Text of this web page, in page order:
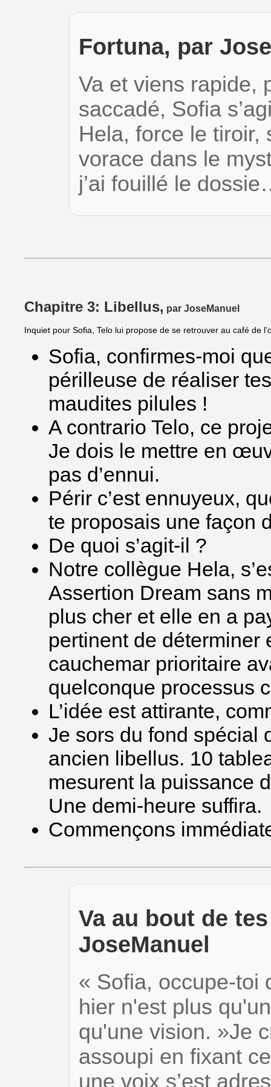
Fortuna, par
Va et viens rapide,
saccadé, Sofia
Hela, force le tiroir,
vorace dans le
j’ai fouillé le
Chapitre 3: Libellus, par JoseManuel
Inquiet pour Sofia, Telo lui propose de se retrouver au café de
Sofia, confirmes-moi
périlleuse de réaliser
maudites pilules !
A contrario Telo, ce
Je dois le mettre en
pas d’ennui.
Périr c’est ennuyeux,
te proposais une façon
De quoi s’agit-il ?
Notre collègue Hela,
Assertion Dream sans
plus cher et elle en a
pertinent de déterminer
cauchemar prioritaire
quelconque processus
L’idée est attirante,
Je sors du fond spécial
ancien libellus. 10
mesurent la puissance
Une demi-heure suffira.
Commençons
Va au bout de
JoseManuel
« Sofia, occupe-toi
hier n'est plus
qu'une vision. »Je
assoupi en fixant
une voix s’est